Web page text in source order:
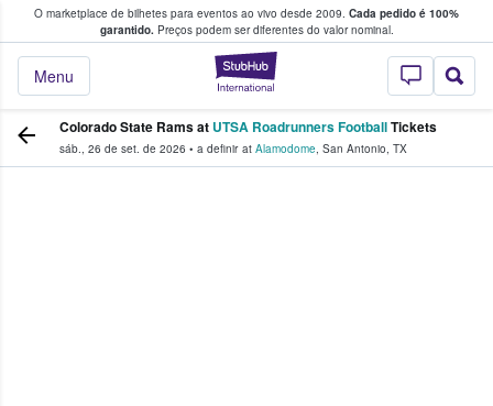
O marketplace de bilhetes para eventos ao vivo desde 2009. Cada pedido é 100%
garantido.Preços podem ser diferentes do valor nominal.
StubHub – onde
Menu
fãs compram e vendem bilhetes
Colorado State Rams at UTSA Roadrunners FootballTickets
sáb., 26 de set. de 2026 • a definir at Alamodome, San Antonio, TX